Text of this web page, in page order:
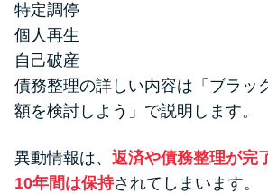
特定調停
個人再生
自己破産
債務整理の詳しい内容は「ブラッ
額を検討しよう」で説明します。
異動情報は、 返済や債務整理が完
10年間は保持されてしまいます。